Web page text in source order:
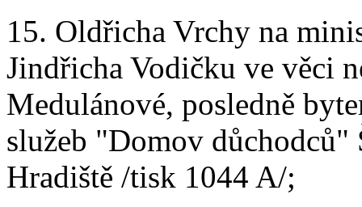
15. Oldřicha Vrchy na
Jindřicha Vodičku ve věci
Medulánové, posledně
služeb "Domov důchodců"
Hradiště /tisk 1044 A/;